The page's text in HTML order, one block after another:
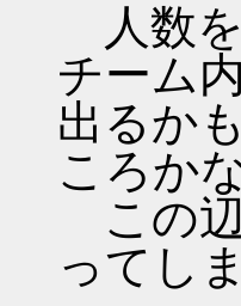
人数を
チーム
出るか
ころか
この辺
ってし